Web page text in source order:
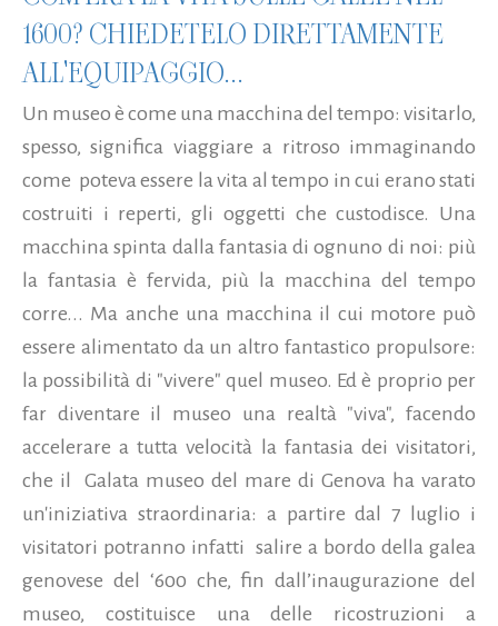
1600? CHIEDETELO DIRETTAMENTE
ALL'EQUIPAGGIO...
Un museo è come una macchina del tempo: visitarlo,
spesso, significa viaggiare a ritroso immaginando
come poteva essere la vita al tempo in cui erano stati
costruiti i reperti, gli oggetti che custodisce. Una
macchina spinta dalla fantasia di ognuno di noi: più
la fantasia è fervida, più la macchina del tempo
corre... Ma anche una macchina il cui motore può
essere alimentato da un altro fantastico propulsore:
la possibilità di "vivere" quel museo. Ed è proprio per
far diventare il museo una realtà "viva", facendo
accelerare a tutta velocità la fantasia dei visitatori,
che il Galata museo del mare di Genova ha varato
un'iniziativa straordinaria: a partire dal 7 luglio i
visitatori potranno infatti salire a bordo della galea
genovese del ‘600 che, fin dall’inaugurazione del
museo, costituisce una delle ricostruzioni a